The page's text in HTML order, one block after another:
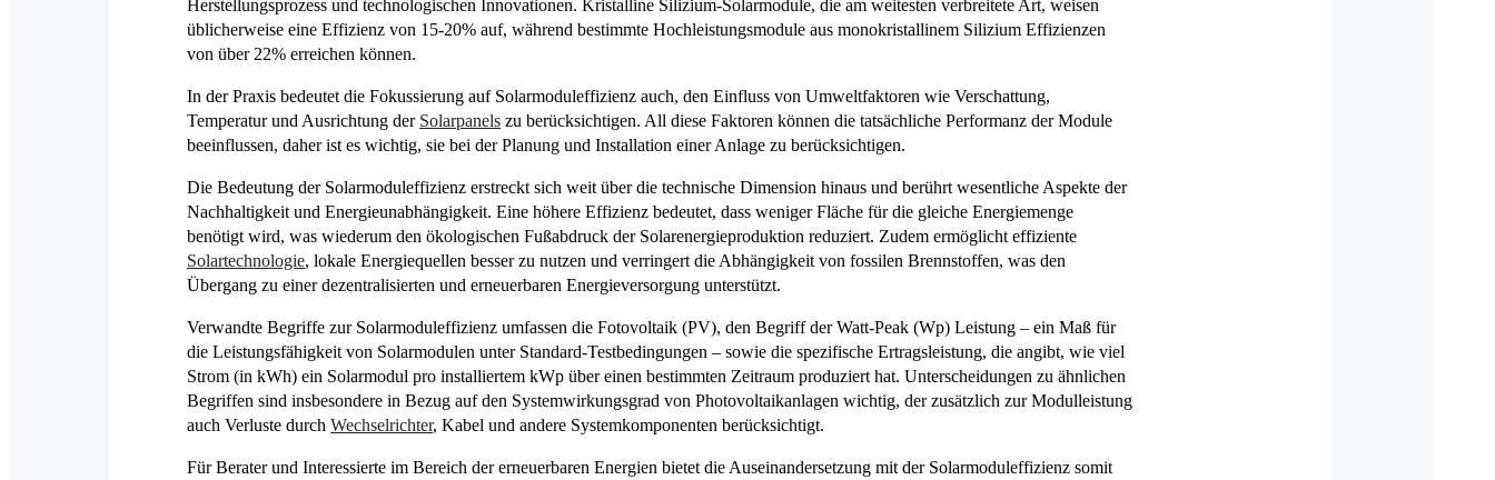
Herstellungsprozess und technologischen Innovationen. Kristalline Silizium-Solarmodule, die am weitesten verbreitete Art, weisen
üblicherweise eine Effizienz von 15-20% auf, während bestimmte Hochleistungsmodule aus monokristallinem Silizium Effizienzen
von über 22% erreichen können.
In der Praxis bedeutet die Fokussierung auf Solarmoduleffizienz auch, den Einfluss von Umweltfaktoren wie Verschattung,
Temperatur und Ausrichtung der Solarpanels zu berücksichtigen. All diese Faktoren können die tatsächliche Performanz der Module
beeinflussen, daher ist es wichtig, sie bei der Planung und Installation einer Anlage zu berücksichtigen.
Die Bedeutung der Solarmoduleffizienz erstreckt sich weit über die technische Dimension hinaus und berührt wesentliche Aspekte der
Nachhaltigkeit und Energieunabhängigkeit. Eine höhere Effizienz bedeutet, dass weniger Fläche für die gleiche Energiemenge
benötigt wird, was wiederum den ökologischen Fußabdruck der Solarenergieproduktion reduziert. Zudem ermöglicht effiziente
Solartechnologie, lokale Energiequellen besser zu nutzen und verringert die Abhängigkeit von fossilen Brennstoffen, was den
Übergang zu einer dezentralisierten und erneuerbaren Energieversorgung unterstützt.
Verwandte Begriffe zur Solarmoduleffizienz umfassen die Fotovoltaik (PV), den Begriff der Watt-Peak (Wp) Leistung – ein Maß für
die Leistungsfähigkeit von Solarmodulen unter Standard-Testbedingungen – sowie die spezifische Ertragsleistung, die angibt, wie viel
Strom (in kWh) ein Solarmodul pro installiertem kWp über einen bestimmten Zeitraum produziert hat. Unterscheidungen zu ähnlichen
Begriffen sind insbesondere in Bezug auf den Systemwirkungsgrad von Photovoltaikanlagen wichtig, der zusätzlich zur Modulleistung
auch Verluste durch Wechselrichter, Kabel und andere Systemkomponenten berücksichtigt.
Für Berater und Interessierte im Bereich der erneuerbaren Energien bietet die Auseinandersetzung mit der Solarmoduleffizienz somit